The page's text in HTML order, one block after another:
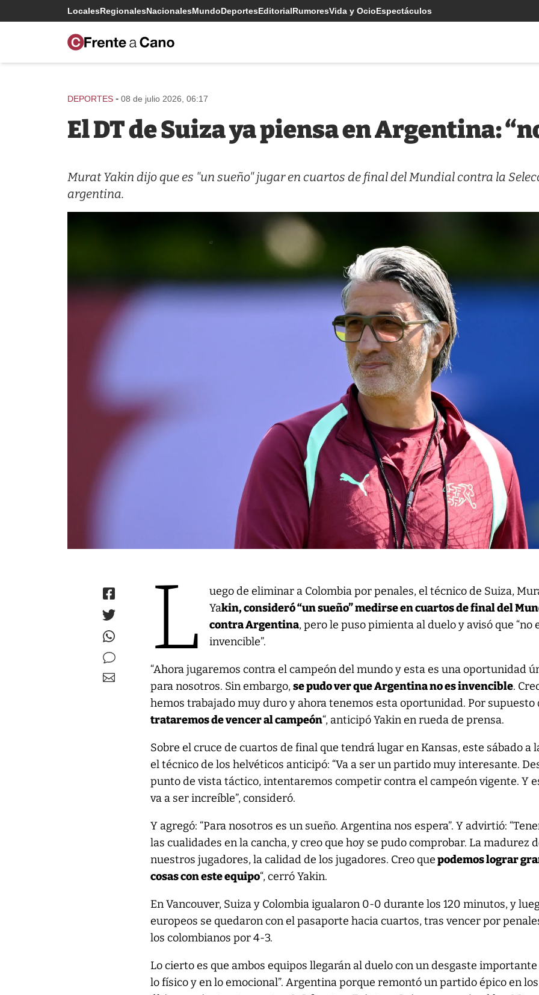
LocalesRegionalesNacionalesMundoDeportesEditorialRumoresVida y OcioEspectáculos
DEPORTES - 08 de julio 2026, 06:17
El DT de Suiza ya piensa en Argentina:
Murat Yakin dijo que es "un sueño" jugar en cuartos de final del Mundial contra la
argentina.
L
uego de eliminar a Colombia por penales, el técnico de Suiza,
Yakin, consideró “un sueño” medirse en cuartos de final del
contra Argentina, pero le puso pimienta al duelo y avisó que “no
invencible”.
“Ahora jugaremos contra el campeón del mundo y esta es una oportunidad
para nosotros. Sin embargo,se pudo ver que Argentina no es invencible.
hemos trabajado muy duro y ahora tenemos esta oportunidad. Por supuesto
trataremos de vencer al campeón“, anticipó Yakin en rueda de prensa.
Sobre el cruce de cuartos de final que tendrá lugar en Kansas, este sábado a
el técnico de los helvéticos anticipó: “Va a ser un partido muy interesante.
punto de vista táctico, intentaremos competir contra el campeón vigente. Y
va a ser increíble”, consideró.
Y agregó: “Para nosotros es un sueño. Argentina nos espera”. Y advirtió:
las cualidades en la cancha, y creo que hoy se pudo comprobar. La madurez
nuestros jugadores, la calidad de los jugadores. Creo quepodemos lograr
cosas con este equipo“, cerró Yakin.
En Vancouver, Suiza y Colombia igualaron 0-0 durante los 120 minutos, y
europeos se quedaron con el pasaporte hacia cuartos, tras vencer por
los colombianos por 4-3.
Lo cierto es que ambos equipos llegarán al duelo con un desgaste importante
lo físico y en lo emocional”. Argentina porque remontó un partido épico en los